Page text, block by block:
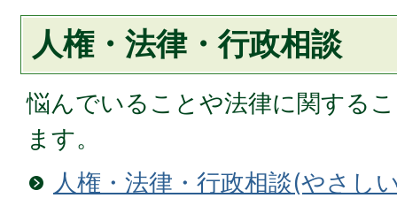
人権・法律・行政相談
悩んでいることや法律に関する
ます。
人権・法律・行政相談(やさし